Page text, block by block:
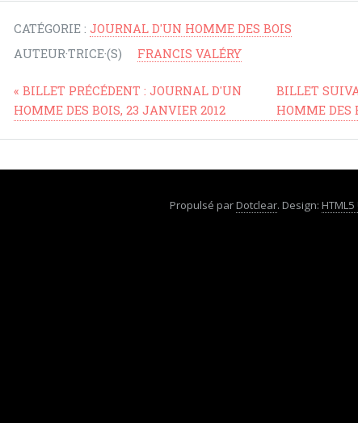
CATÉGORIE :JOURNAL D'UN HOMME DES BOIS
AUTEUR·TRICE·(S)
FRANCIS VALÉRY
«BILLET PRÉCÉDENT :JOURNAL D'UN
HOMME DES BOIS, 23 JANVIER 2012
BILLET
HOMME DES
Propulsé par Dotclear. Design: HTML5